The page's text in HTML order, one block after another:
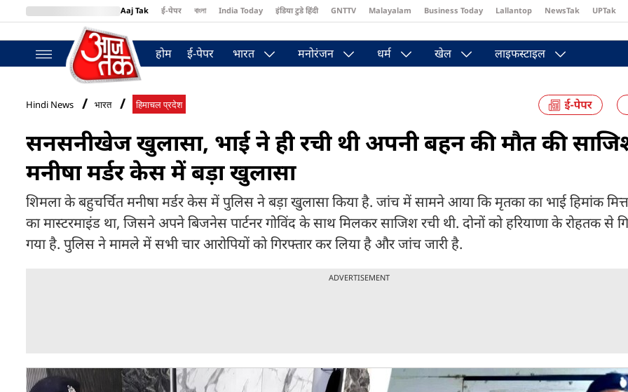
Aaj Tak ई-पेपर বাংলা India Today इंडिया टुडे हिंदी GNTTV Malayalam Business Today Lallantop NewsTak UPTak
BT Bazaar
होम ई-पेपर भारत मनोरंजन धर्म खेल लाइफस्टाइल
Hindi News भारत हिमाचल प्रदेश
सनसनीखेज खुलासा, भाई ने ही रची थी अपनी बहन की मौत की
मनीषा मर्डर केस में बड़ा खुलासा
शिमला के बहुचर्चित मनीषा मर्डर केस में पुलिस ने बड़ा खुलासा किया है. जांच में सामने आया कि मृतका का भाई हिमांक
का मास्टरमाइंड था, जिसने अपने बिजनेस पार्टनर गोविंद के साथ मिलकर साजिश रची थी. दोनों को हरियाणा के रोहतक से
गया है. पुलिस ने मामले में सभी चार आरोपियों को गिरफ्तार कर लिया है और जांच जारी है.
ADVERTISEMENT